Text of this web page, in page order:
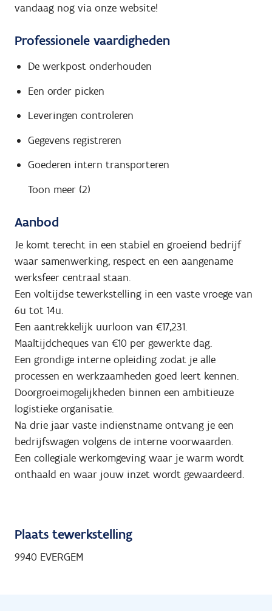
vandaag nog via onze website!
Professionele vaardigheden
De werkpost onderhouden
Een order picken
Leveringen controleren
Gegevens registreren
Goederen intern transporteren
Toon meer (2)
Aanbod
Je komt terecht in een stabiel en groeiend bedrijf
waar samenwerking, respect en een aangename
werksfeer centraal staan.
Een voltijdse tewerkstelling in een vaste vroege van
6u tot 14u.
Een aantrekkelijk uurloon van €17,231.
Maaltijdcheques van €10 per gewerkte dag.
Een grondige interne opleiding zodat je alle
processen en werkzaamheden goed leert kennen.
Doorgroeimogelijkheden binnen een ambitieuze
logistieke organisatie.
Na drie jaar vaste indienstname ontvang je een
bedrijfswagen volgens de interne voorwaarden.
Een collegiale werkomgeving waar je warm wordt
onthaald en waar jouw inzet wordt gewaardeerd.
Plaats tewerkstelling
9940 EVERGEM